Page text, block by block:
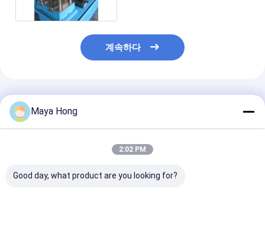
계속하다
추천된 제품
Maya Hong
2:02 PM
Good day, what product are you looking for?